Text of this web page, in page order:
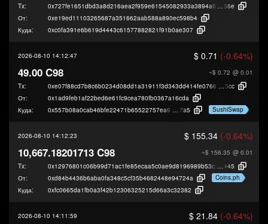
Tx: 0x727fe1651dbd3a8d216aea2f959e61545082933a3894a9c5e14a795c19f73
56e
От:
0xe19ed11103265687a351662aab588a890ec598b4
Куда:
0xc0fa391e6b619d4443c61577882821f91b0ae307
2026-08-10 14:12:47 $ 0.71 (-0.64%)
~$ 0.72 @ 0.01
49.00 C98
Tx: 0xe07f88cd7b8c6b0234d08dd1a31911f3d343dd414fe0766b842b988ca5d66
5cc
От:
0x1ad9feb1af22bed6e61fc9cea780fb0367a16cda
Куда:
0x557b08a0cab46bfe22471b65522757ea92a9e7a5 SushiSwap
2026-08-10 14:12:23 $ 155.34 (-0.64%)
~$ 156.35 @ 0.01
10,667.18201713 C98
Tx: 0x12976801c06b99d71ac1fe85ecaa5c0ae9d8196989b53cf0c9f313f76f4e3
445
От:
0xd84b4436b6aba0fa348c5cf35b4682448e94724a
Coins.ph
Куда:
0xfc0665da1fb0a3f42b12306325215d66a3c32382
2026-08-10 14:11:59 $ 21.84 (-0.64%)